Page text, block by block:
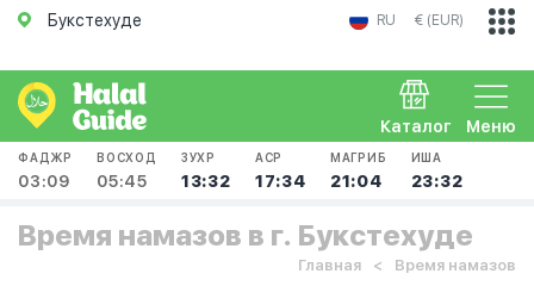
Букстехуде RU € (EUR)
Меню
Каталог
ФАДЖР
03:09
ВОСХОД
05:45
ЗУХР
13:32
АСР
17:34
МАГРИБ
21:04
ИША
23:32
Время намазов в г. Букстехуде
Главная Время намазов